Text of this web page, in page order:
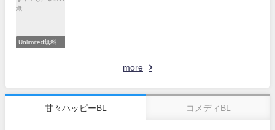
Unlimited無料読
み放題対象
more
甘々ハッピーBL コメディBL